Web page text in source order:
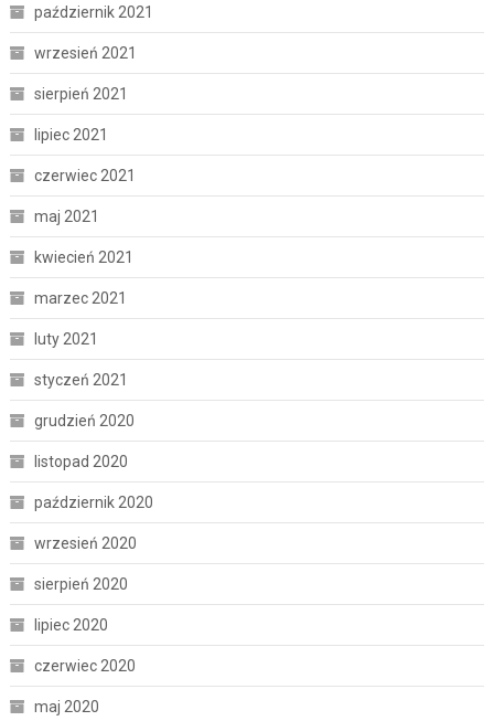
październik 2021
wrzesień 2021
sierpień 2021
lipiec 2021
czerwiec 2021
maj 2021
kwiecień 2021
marzec 2021
luty 2021
styczeń 2021
grudzień 2020
listopad 2020
październik 2020
wrzesień 2020
sierpień 2020
lipiec 2020
czerwiec 2020
maj 2020